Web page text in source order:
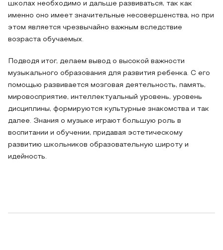
школах необходимо и дальше развиваться, так как
именно оно имеет значительные несовершенства, но при
этом является чрезвычайно важным вследствие
возраста обучаемых.
Подводя итог, делаем вывод о высокой важности
музыкального образования для развития ребенка. С его
помощью развивается мозговая деятельность, память,
мировосприятие, интеллектуальный уровень, уровень
дисциплины, формируются культурные знакомства и так
далее. Знания о музыке играют большую роль в
воспитании и обучении, придавая эстетическому
развитию школьников образовательную широту и
идейность.